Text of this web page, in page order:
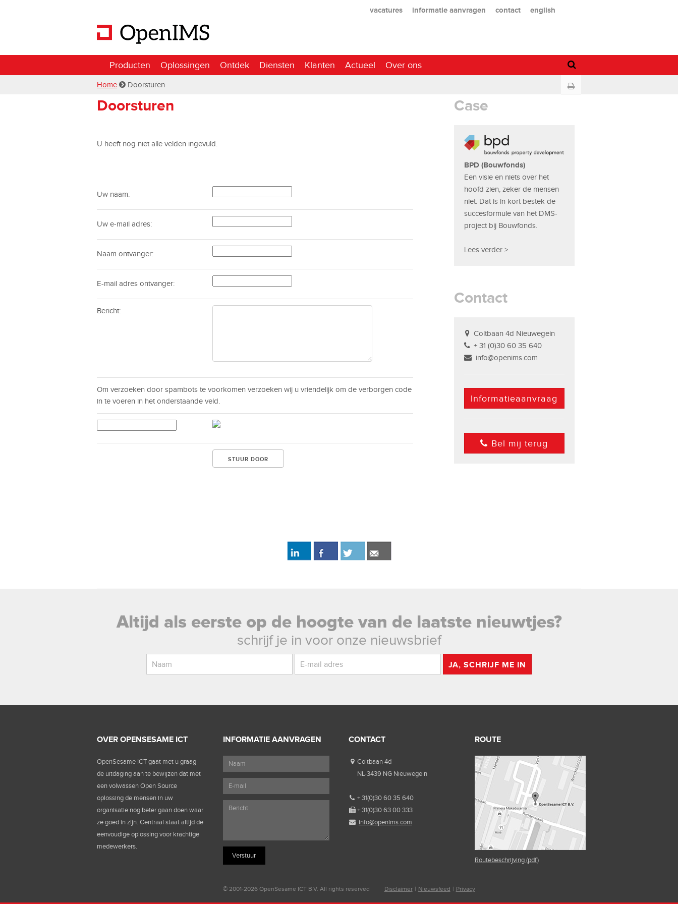
vacatures informatie aanvragen contact english
Producten Oplossingen Ontdek Diensten Klanten Actueel Over ons
Home Doorsturen
Doorsturen
U heeft nog niet alle velden ingevuld.
Uw naam:
Uw e-mail adres:
Naam ontvanger:
E-mail adres ontvanger:
Bericht:
Om verzoeken door spambots te voorkomen verzoeken wij u vriendelijk om de verborgen code
in te voeren in het onderstaande veld.
Case
BPD (Bouwfonds)
Een visie en niets over het
hoofd zien, zeker de mensen
niet. Dat is in kort bestek de
succesformule van het DMS-
project bij Bouwfonds.
Lees verder >
Contact
Coltbaan 4d Nieuwegein
+ 31 (0)30 60 35 640
info@openims.com
Informatieaanvraag
Bel mij terug
Altijd als eerste op de hoogte van de laatste nieuwtjes?
schrijf je in voor onze nieuwsbrief
JA, SCHRIJF ME IN
OVER OPENSESAME ICT
OpenSesame ICT gaat met u graag
de uitdaging aan te bewijzen dat met
een volwassen Open Source
oplossing de mensen in uw
organisatie nog beter gaan doen waar
ze goed in zijn. Centraal staat altijd de
eenvoudige oplossing voor krachtige
medewerkers.
INFORMATIE AANVRAGEN CONTACT
Coltbaan 4d
NL-3439 NG Nieuwegein
+ 31(0)30 60 35 640
+ 31(0)30 63 00 333
info@openims.com
ROUTE
Routebeschrijving (pdf)
© 2001-2026 OpenSesame ICT B.V. All rights reserved Disclaimer | Nieuwsfeed | Privacy